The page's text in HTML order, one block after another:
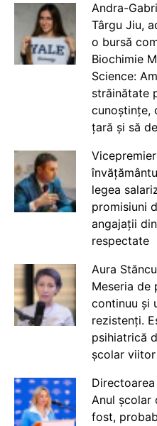
Andra-
Târgu Jiu,
o bursă
Biochimie
Science:
străinătate
cunoștințe,
țară și să
legea
promisiuni
angajații
respectate
Aura
Meseria de
continuu și
rezistenți.
psihiatrică
școlar
Anul școlar
fost,